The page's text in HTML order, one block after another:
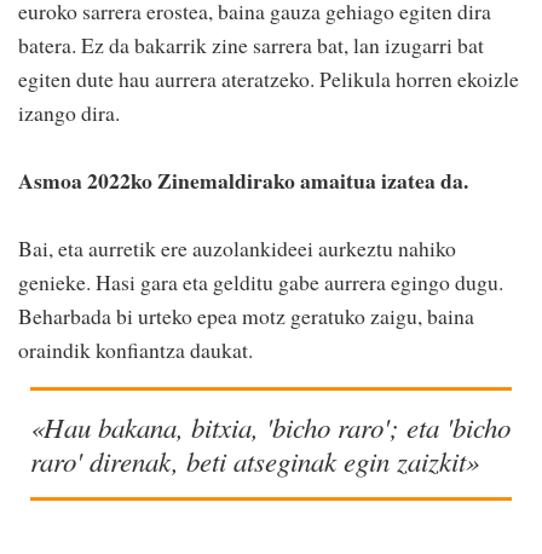
euroko sarrera erostea, baina gauza gehiago egiten dira
batera. Ez da bakarrik zine sarrera bat, lan izugarri bat
egiten dute hau aurrera ateratzeko. Pelikula horren ekoizle
izango dira.
Asmoa 2022ko Zinemaldirako amaitua izatea da.
Bai, eta aurretik ere auzolankideei aurkeztu nahiko
genieke. Hasi gara eta gelditu gabe aurrera egingo dugu.
Beharbada bi urteko epea motz geratuko zaigu, baina
oraindik konfiantza daukat.
«Hau bakana, bitxia, 'bicho raro'; eta 'bicho
raro' direnak, beti atseginak egin zaizkit»